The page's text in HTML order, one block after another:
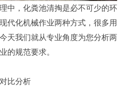
中，化粪池清掏是必不可少的环
代化机械作业两种方式，很多用
天我们就从专业角度为您分析两
的规范要求。
比分析